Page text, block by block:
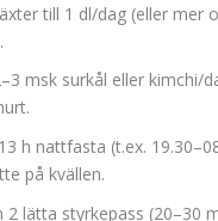
till 1 dl/dag (eller mer
msk surkål eller kimchi/
h nattfasta (t.ex.
på kvällen.
2 lätta styrkepass (20–30